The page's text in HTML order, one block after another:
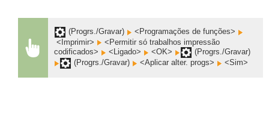
(Progrs./Gravar)
<Programações de funções>
<Imprimir>
<Permitir só trabalhos impressão
codificados>
<Ligado> <OK>
(Progrs./Gravar)
(Progrs./Gravar)
<Aplicar alter. progs> <Sim>